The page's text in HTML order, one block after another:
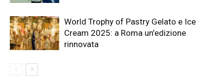
World Trophy of Pastry Gelato e Ice
Cream 2025: a Roma un’edizione
rinnovata